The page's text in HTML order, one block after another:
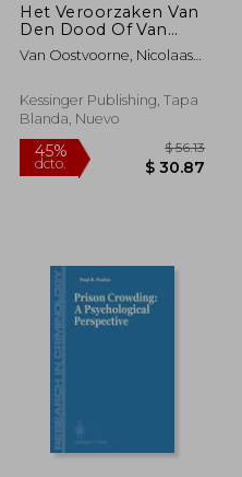
Het Veroorzaken Van
Den Dood Of Van
Lichamelijk Letsel
Door Schuld (1882)
Van Oostvoorne, Nicolaas
Kessinger Publishing, Tapa
Blanda, Nuevo